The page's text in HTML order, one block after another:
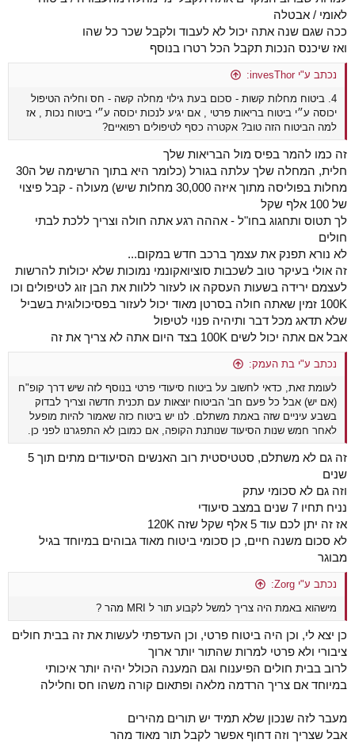
לאומי / אבטלה
ככה שגם שנה אתה יכול לא לעבוד ולקבל שכר כל שהו
ואז שיכנס הנכות תקבל הכל רטרו בנוסף
נכתב ע"י invesThor:
4. ביטוח מחלות קשות - סכום בעת גילוי מחלה קשה - חס וחליה הטיפול
יכוסה ע״י ביטוח בריאות פרטי , אם יגיע לנכות יכוסה ע״י ביטוח נכות , אז
למה הביטוח הזה טוב? אקטרה כסף לטיפולים רפואיים?
זה כמו להמר בפיס מול הבריאות שלך
חלית, המחלה שלך עלתה בגורל (כלומר היא בתוך הרשימה של ה30
מחלות בפוליסה מתוך איזה 30,000 מחלות שיש) מעולה - קבל פיצוי
של 100 אלף שקל
לך תטוס ותחגוג בחו"ל - אההה רגע אתה חולה וצריך ללכת לבתי
חולים
לא נורא תפנק את עצמך ברכב חדש במקום...
זה אולי בעיקר טוב לשכבות סוציואקונמי נמוכות שלא יכולות להרשות
לעצמם ירידה בשעות העסקה או לעזור ללוות את הבן זוג לטיפולים וכו
100K זמין שאתה חולה בסרטן מאוד יכול לעזור בפסיכולוגית בשביל
שלא תדאג מכל דבר ותיהיה פנוי לטיפול
אבל אם אתה יכול לשים 100K בצד היום אתה לא צריך את זה
נכתב ע"י בת העמק:
לעומת זאת, כדאי לחשוב על ביטוח סיעודי פרטי בנוסף לזה שיש דרך קופ"ח
(אם יש) אבל כל פעם חב' הביטוח יוצאות עם תכנית חדשה וצריך לבדוק
בשבע עיניים שזה באמת משתלם. לנו יש ביטוח כזה שאמור להיות מופעל
לאחר חמש שנות הסיעוד שנותנת הקופה, אם כמובן לא התפגרנו לפני כן.
זה גם לא משתלם, סטטיסטית רוב האנשים הסיעודים מתים תוך 5
שנים
וזה גם לא סכומי עתק
נניח תחיו 7 שנים במצב סיעודי
אז זה יתן לכם עוד 5 אלף שקל שזה 120K
לא סכום משנה חיים, כן סכומי ביטוח מאוד גבוהים במיוחד בגיל
מבוגר
נכתב ע"י Zorg:
מישהוא באמת היה צריך למשל לקבוע תור ל MRI מהר ?
כן יצא לי, וכן היה ביטוח פרטי, וכן העדפתי לעשות את זה בבית חולים
ציבורי ולא פרטי למרות שהתור יותר ארוך
לרוב בבית חולים הפיענוח וגם המענה הכולל יהיה יותר איכותי
במיוחד אם צריך הרדמה מלאה ופתאום קורה משהו חס וחלילה
מעבר לזה שנכון שלא תמיד יש תורים מהירים
אבל שצריך וזה דחוף אפשר לקבל תור מאוד מהר